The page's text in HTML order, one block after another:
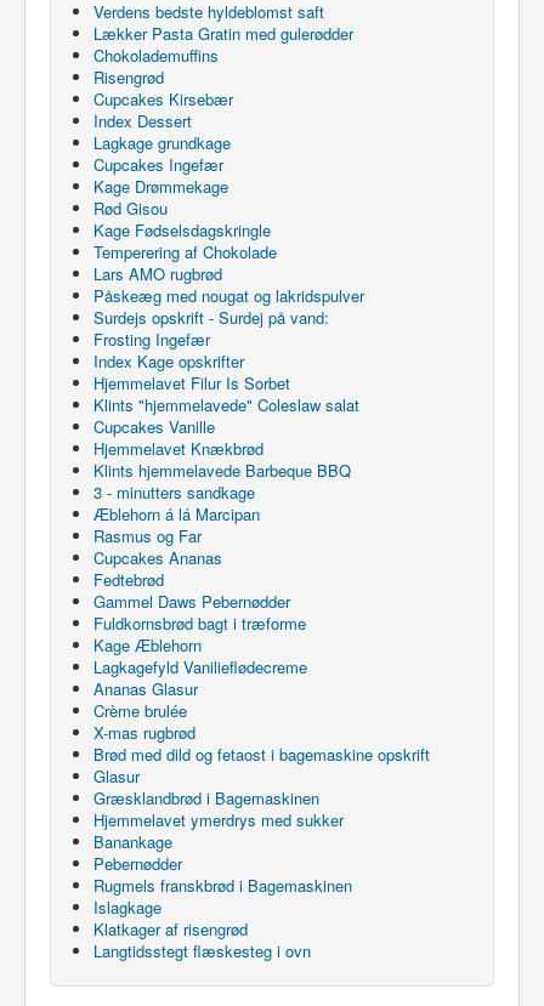
Verdens bedste hyldeblomst saft
Lækker Pasta Gratin med gulerødder
Chokolademuffins
Risengrød
Cupcakes Kirsebær
Index Dessert
Lagkage grundkage
Cupcakes Ingefær
Kage Drømmekage
Rød Gisou
Kage Fødselsdagskringle
Temperering af Chokolade
Lars AMO rugbrød
Påskeæg med nougat og lakridspulver
Surdejs opskrift - Surdej på vand:
Frosting Ingefær
Index Kage opskrifter
Hjemmelavet Filur Is Sorbet
Klints "hjemmelavede" Coleslaw salat
Cupcakes Vanille
Hjemmelavet Knækbrød
Klints hjemmelavede Barbeque BBQ
3 - minutters sandkage
Æblehorn á lá Marcipan
Rasmus og Far
Cupcakes Ananas
Fedtebrød
Gammel Daws Pebernødder
Fuldkornsbrød bagt i træforme
Kage Æblehorn
Lagkagefyld Vanilieflødecreme
Ananas Glasur
Crème brulée
X-mas rugbrød
Brød med dild og fetaost i bagemaskine opskrift
Glasur
Græsklandbrød i Bagemaskinen
Hjemmelavet ymerdrys med sukker
Banankage
Pebernødder
Rugmels franskbrød i Bagemaskinen
Islagkage
Klatkager af risengrød
Langtidsstegt flæskesteg i ovn